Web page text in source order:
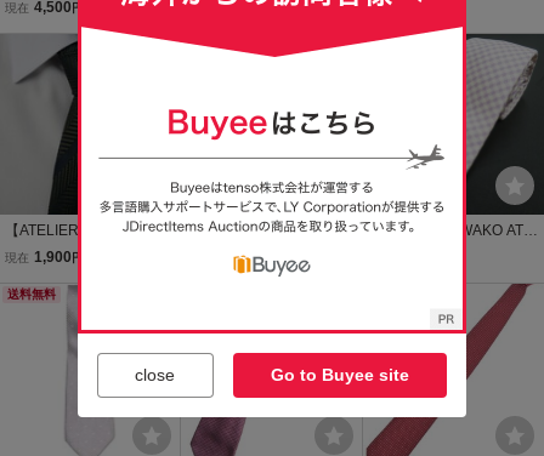
現在 4,500 円
イ ★ ②
現在 9,800 円
フランス製 アスコットタ
イ ★
現在 9,800
【ATELIER F&B アトリエ
エフ&ビー】USED ブラン
25
現在 1,900 円
【中古】アトリエ エフア
ンドビー ATERIER F&B
シルクコットン チェック
3,850円
本日終了
#ae 銀座和光 WAKO ATE
ェック シルク タグ付き 美
品 フランス製 メンズ [986
153] k01
送料無料
close Go to Buyee site